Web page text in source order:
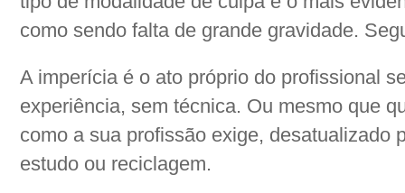
como sendo falta de grande gravidade.
A imperícia é o ato próprio do profissional
experiência, sem técnica. Ou mesmo que
como a sua profissão exige, desatualizado
estudo ou reciclagem.